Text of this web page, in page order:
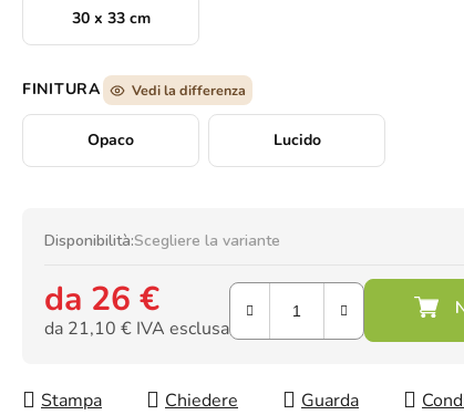
30 x 33 cm
FINITURA Vedi la differenza
Opaco Lucido
Disponibilità:Scegliere la variante
da 26 €
da 21,10 € IVA esclusa
Stampa
Chiedere Guarda